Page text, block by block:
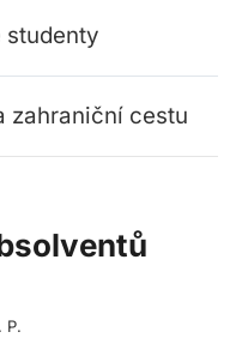
studenty
zahraniční cestu
P.